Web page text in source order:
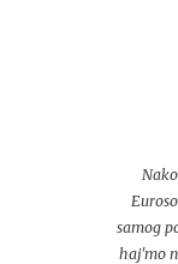
samog
haj'mo